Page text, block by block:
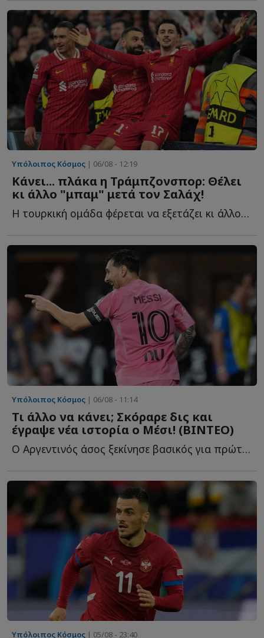
Υπόλοιπος Κόσμος | 06/08 - 12:19
Κάνει... πλάκα η Τράμπζονσπορ: Θέλει
κι άλλο "μπαμ" μετά τον Σαλάχ!
Η τουρκική ομάδα φέρεται να εξετάζει κι άλλον π...
Υπόλοιπος Κόσμος | 06/08 - 11:14
Τι άλλο να κάνει; Σκόραρε δις και
έγραψε νέα ιστορία ο Μέσι! (ΒΙΝΤΕΟ)
Ο Αργεντινός άσος ξεκίνησε βασικός για πρώτη φορά μετά τ...
Υπόλοιπος Κόσμος | 05/08 - 23:40